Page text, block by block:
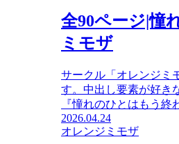
全90ページ|憧
ミモザ
サークル「オレンジミ
す。中出し要素が好き
『憧れのひとはもう
2026.04.24
オレンジミモザ